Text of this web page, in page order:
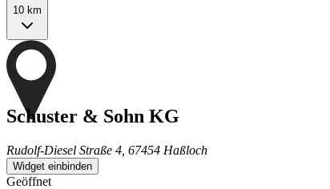
10 km
Schuster & Sohn KG
Rudolf-Diesel Straße 4, 67454 Haßloch
Widget einbinden
Geöffnet